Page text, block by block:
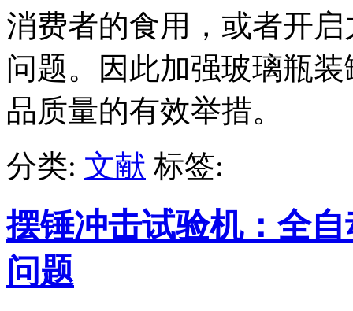
消费者的食用，或者开
问题。因此加强玻璃瓶
品质量的有效举措。
分类: 文献 标签:
摆锤冲击试验机：全
问题